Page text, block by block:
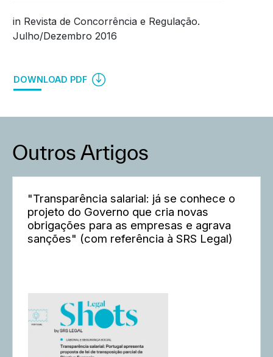
in Revista de Concorrência e Regulação.
Julho/Dezembro 2016
DOWNLOAD PDF
Outros Artigos
"Transparência salarial: já se conhece o
projeto do Governo que cria novas
obrigações para as empresas e agrava
sanções" (com referência à SRS Legal)